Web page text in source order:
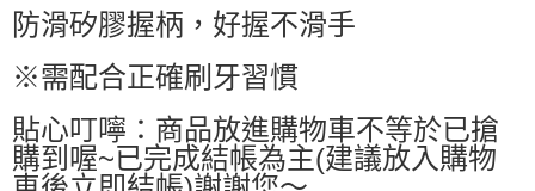
每筆NT$60，滿NT$599(含以上)免運費
每筆NT$60，滿NT$599(含以上)免運費
宅配
每筆NT$80，滿NT$799(含以上)免運費
防滑矽膠握柄，好握不滑手
※需配合正確刷牙習慣
貼心叮嚀：商品放進購物車不等於已搶
購到喔~已完成結帳為主(建議放入購物